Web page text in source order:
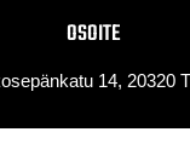
OSOITE
14, 20320